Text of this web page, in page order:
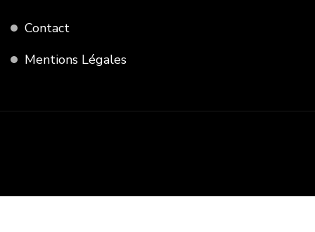
Contact
Mentions Légales